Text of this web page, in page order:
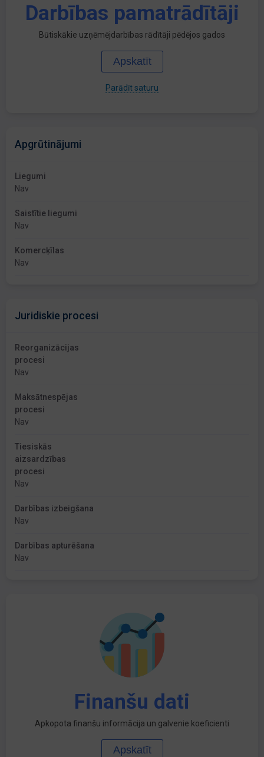
Darbības pamatrādītāji
Būtiskākie uzņēmējdarbības rādītāji pēdējos gados
Apskatīt
Parādīt saturu
Apgrūtinājumi
Liegumi
Nav
Saistītie liegumi
Nav
Komercķīlas
Nav
Juridiskie procesi
Reorganizācijas
procesi
Nav
Maksātnespējas
procesi
Nav
Tiesiskās
aizsardzības
procesi
Nav
Darbības izbeigšana
Nav
Darbības apturēšana
Nav
Finanšu dati
Apkopota finanšu informācija un galvenie koeficienti
Apskatīt